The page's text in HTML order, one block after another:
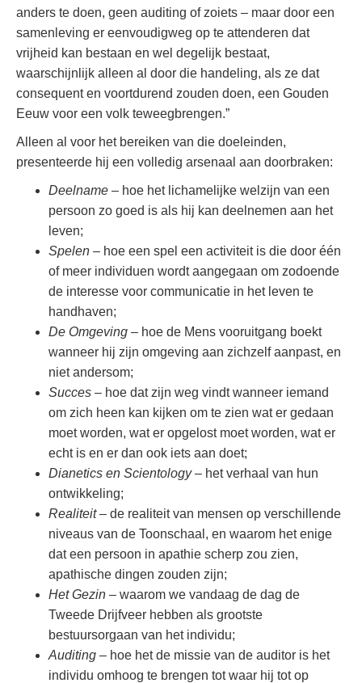
anders te doen, geen auditing of zoiets – maar door een
samenleving er eenvoudigweg op te attenderen dat
vrijheid kan bestaan en wel degelijk bestaat,
waarschijnlijk alleen al door die handeling, als ze dat
consequent en voortdurend zouden doen, een Gouden
Eeuw voor een volk teweegbrengen.”
Alleen al voor het bereiken van die doeleinden,
presenteerde hij een volledig arsenaal aan doorbraken:
Deelname – hoe het lichamelijke welzijn van een
persoon zo goed is als hij kan deelnemen aan het
leven;
Spelen – hoe een spel een activiteit is die door één
of meer individuen wordt aangegaan om zodoende
de interesse voor communicatie in het leven te
handhaven;
De Omgeving – hoe de Mens vooruitgang boekt
wanneer hij zijn omgeving aan zichzelf aanpast, en
niet andersom;
Succes – hoe dat zijn weg vindt wanneer iemand
om zich heen kan kijken om te zien wat er gedaan
moet worden, wat er opgelost moet worden, wat er
echt is en er dan ook iets aan doet;
Dianetics en Scientology– het verhaal van hun
ontwikkeling;
Realiteit– de realiteit van mensen op verschillende
niveaus van de Toonschaal, en waarom het enige
dat een persoon in apathie scherp zou zien,
apathische dingen zouden zijn;
Het Gezin – waarom we vandaag de dag de
Tweede Drijfveer hebben als grootste
bestuursorgaan van het individu;
Auditing – hoe het de missie van de auditor is het
individu omhoog te brengen tot waar hij tot op